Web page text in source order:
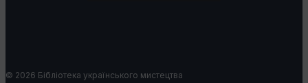
© 2026 Бібліотека українського мистецтва